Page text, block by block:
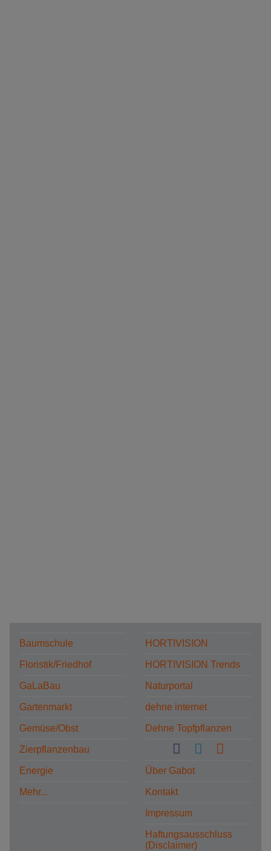
Baumschule
Floristik/Friedhof
GaLaBau
Gartenmarkt
Gemüse/Obst
Zierpflanzenbau
Energie
Mehr...
HORTIVISION
HORTIVISION Trends
Naturportal
dehne internet
Dehne Topfpflanzen
Über Gabot
Kontakt
Impressum
Haftungsausschluss
(Disclaimer)